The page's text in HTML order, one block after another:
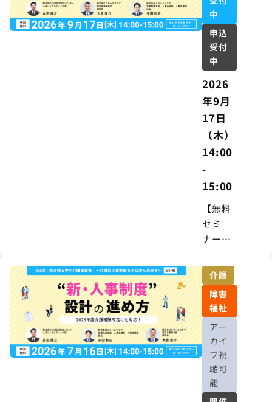
中
申込
受付
中
2026
年9月
17日
（木）
14:00
-
15:00
【無料
セミ
ナー】
度
は“作っ
て終わ
り”では
ない ―
現場が
『納得
する』
制度運
介護
障害
福祉
アー
カイ
ブ視
聴可
能